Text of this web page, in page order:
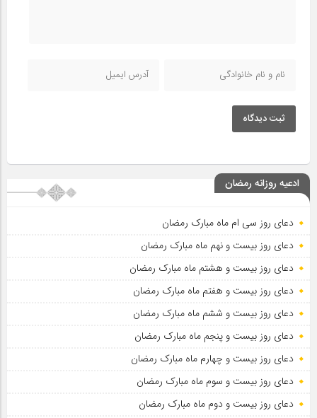
ثبت دیدگاه
ادعیه روزانه رمضان
دعای روز سی ام ماه مبارک رمضان
دعای روز بیست و نهم ماه مبارک رمضان
دعای روز بیست و هشتم ماه مبارک رمضان
دعای روز بیست و هفتم ماه مبارک رمضان
دعای روز بیست و ششم ماه مبارک رمضان
دعای روز بیست و پنجم ماه مبارک رمضان
دعای روز بیست و چهارم ماه مبارک رمضان
دعای روز بیست و سوم ماه مبارک رمضان
دعای روز بیست و دوم ماه مبارک رمضان